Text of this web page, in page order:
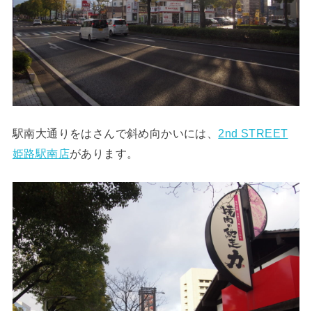
駅南大通りをはさんで斜め向かいには、 2nd STREET
姫路駅南店があります。